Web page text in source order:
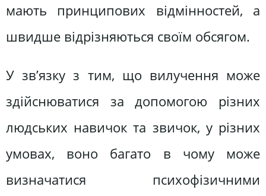
мають принципових відмінностей, а
швидше відрізняються своїм обсягом.
У зв’язку з тим, що вилучення може
здійснюватися за допомогою різних
людських навичок та звичок, у різних
умовах, воно багато в чому може
визначатися психофізичними